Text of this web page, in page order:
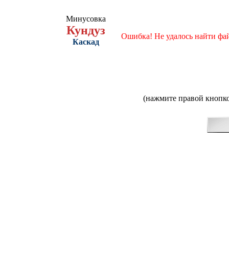
Минусовка
Кундуз
Каскад
Ошибка! Не удалось найти
(нажмите правой